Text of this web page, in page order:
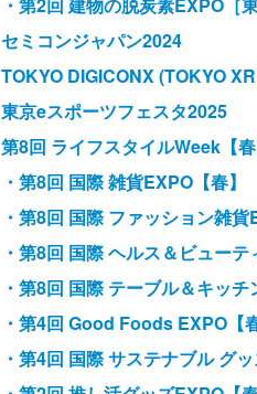
・第2回 建物の脱炭素EXPO［
セミコンジャパン2024
TOKYO DIGICONX (TOKYO XR
東京eスポーツフェスタ2025
第8回 ライフスタイルWeek【春
・第8回 国際 雑貨EXPO【春】
・第8回 国際 ファッション雑貨
・第8回 国際 ヘルス＆ビューテ
・第8回 国際 テーブル＆キッチ
・第4回 Good Foods EXPO【
・第4回 国際 サステナブル グ